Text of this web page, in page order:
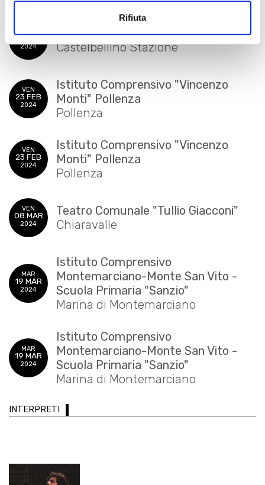
Rifiuta
21 FEB
2024
Sala Polivalente Margherita Hack
Castelbellino Stazione
VEN
23 FEB
2024
Istituto Comprensivo "Vincenzo
Monti" Pollenza
Pollenza
VEN
23 FEB
2024
Istituto Comprensivo "Vincenzo
Monti" Pollenza
Pollenza
VEN
08 MAR
2024
Teatro Comunale "Tullio Giacconi"
Chiaravalle
MAR
19 MAR
2024
Istituto Comprensivo
Montemarciano-Monte San Vito -
Scuola Primaria "Sanzio"
Marina di Montemarciano
MAR
19 MAR
2024
Istituto Comprensivo
Montemarciano-Monte San Vito -
Scuola Primaria "Sanzio"
Marina di Montemarciano
INTERPRETI